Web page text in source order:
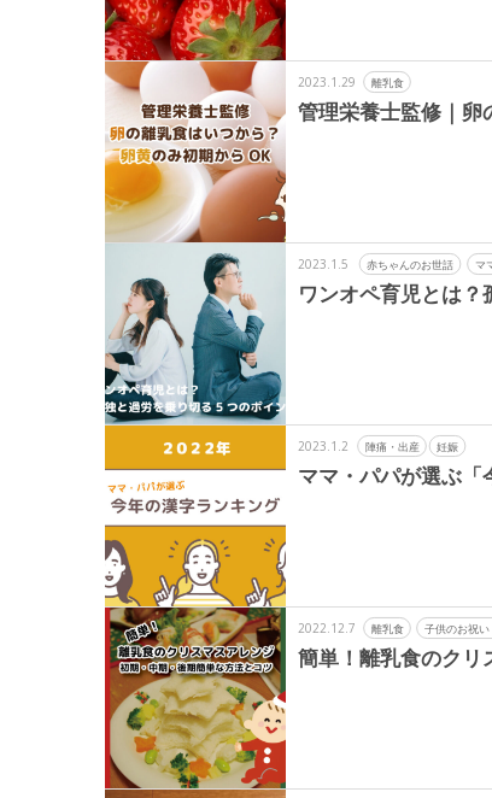
2023.1.29 離乳食
管理栄養士監修｜卵
2023.1.5 赤ちゃんのお世話 マ
ワンオペ育児とは？
2023.1.2 陣痛・出産 妊娠
ママ・パパが選ぶ「
2022.12.7 離乳食 子供のお祝い
簡単！離乳食のクリ